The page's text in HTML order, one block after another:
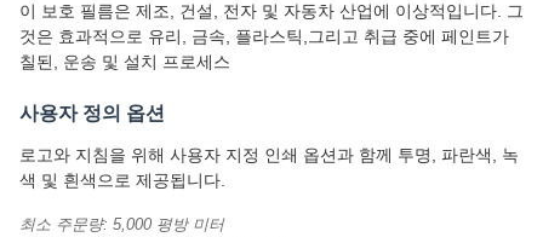
이 보호 필름은 제조, 건설, 전자 및 자동차 산업에 이상적입니다. 그
것은 효과적으로 유리, 금속, 플라스틱,그리고 취급 중에 페인트가
칠된, 운송 및 설치 프로세스
사용자 정의 옵션
로고와 지침을 위해 사용자 지정 인쇄 옵션과 함께 투명, 파란색, 녹
색 및 흰색으로 제공됩니다.
최소 주문량: 5,000 평방 미터